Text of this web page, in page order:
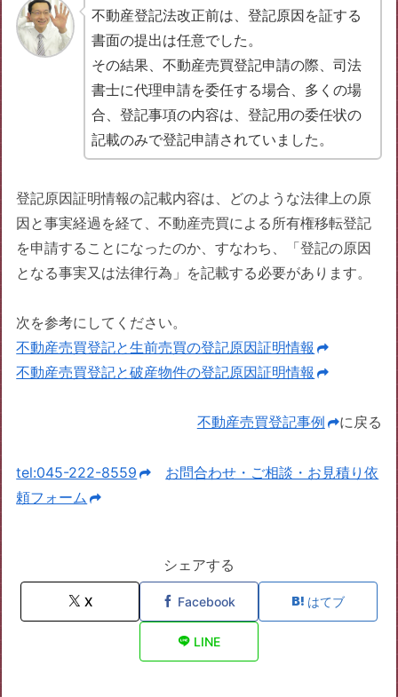
不動産登記法改正前は、登記原因を証する
書面の提出は任意でした。
その結果、不動産売買登記申請の際、司法
書士に代理申請を委任する場合、多くの場
合、登記事項の内容は、登記用の委任状の
記載のみで登記申請されていました。
登記原因証明情報の記載内容は、どのような法律上の原
因と事実経過を経て、不動産売買による所有権移転登記
を申請することになったのか、すなわち、「登記の原因
となる事実又は法律行為」を記載する必要があります。
次を参考にしてください。
不動産売買登記と生前売買の登記原因証明情報
不動産売買登記と破産物件の登記原因証明情報
不動産売買登記事例 に戻る
tel:045-222-8559
お問合わせ・ご相談・お見積り依
頼フォーム
シェアする
X Facebook はてブ
LINE